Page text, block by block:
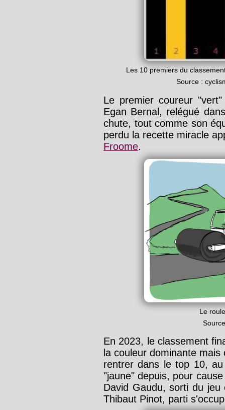
Les 10 premiers du
Source :
Le premier coureur
Egan Bernal, relégué
chute, tout comme son
perdu la recette miracle
Froome.
Le
En 2023, le classement
la couleur dominante
rentrer dans le top 10,
"jaune" depuis, pour
David Gaudu, sorti du
Thibaut Pinot, parti